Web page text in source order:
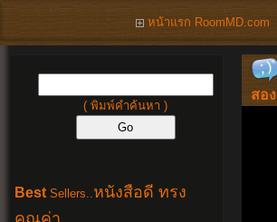
หน้าแรก RoomMD.com
( พิมพ์คำค้นหา )
Best Sellers..หนังสือดี ทรง
คุณค่า
สอง